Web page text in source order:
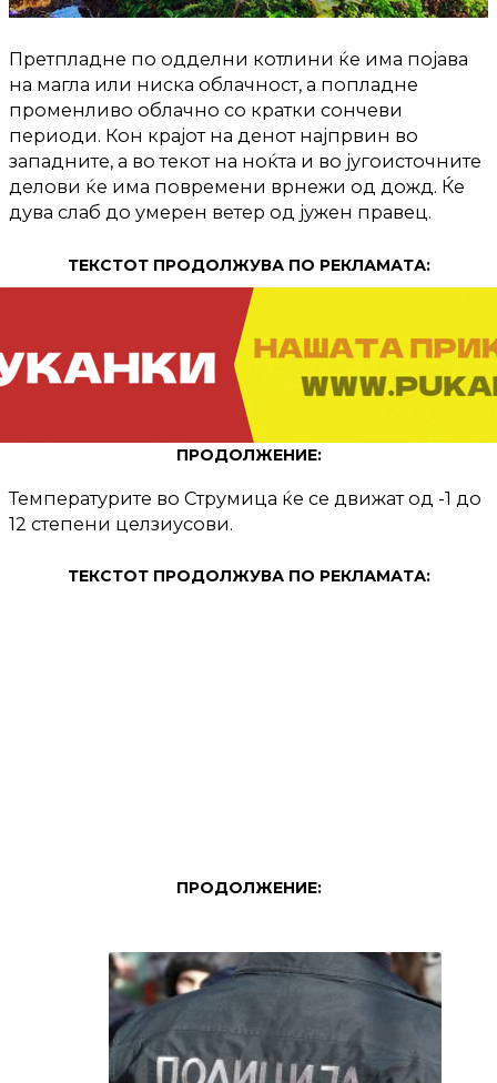
Претпладне по одделни котлини ќе има појава
на магла или ниска облачност, а попладне
променливо облачно со кратки сончеви
периоди. Кон крајот на денот најпрвин во
западните, а во текот на ноќта и во југоисточните
делови ќе има повремени врнежи од дожд. Ќе
дува слаб до умерен ветер од јужен правец.
ТЕКСТОТ ПРОДОЛЖУВА ПО РЕКЛАМАТА:
ПРОДОЛЖЕНИЕ:
Температурите во Струмица ќе се движат од -1 до
12 степени целзиусови.
ТЕКСТОТ ПРОДОЛЖУВА ПО РЕКЛАМАТА:
ПРОДОЛЖЕНИЕ: